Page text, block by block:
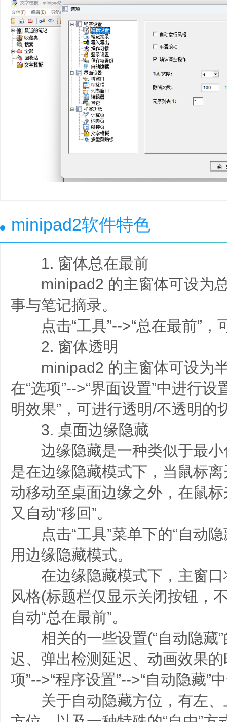
minipad2软件特色
1. 窗体总在最前
minipad2 的主窗体可设为总
事与笔记摘录。
点击“工具”-->“总在最前”，
2. 窗体透明
minipad2 的主窗体可设为半
在“选项”-->“界面设置”中进行设
明效果”，可进行透明/不透明的
3. 桌面边缘隐藏
边缘隐藏是一种类似于最小
是在边缘隐藏模式下，当鼠标
动移动至桌面边缘之外，在鼠
又自动“移回”。
点击“工具”菜单下的“自动隐
用边缘隐藏模式。
在边缘隐藏模式下，主窗口
风格(标题栏仅显示关闭按钮，
自动“总在最前”。
相关的一些设置(“自动隐藏”
迟、弹出检测延迟、动画效果的
项”-->“程序设置”-->“自动隐藏”
关于自动隐藏方位，有左、